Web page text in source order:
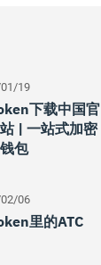
19
下载中国官
| 一站式加密
包
06
里的ATC